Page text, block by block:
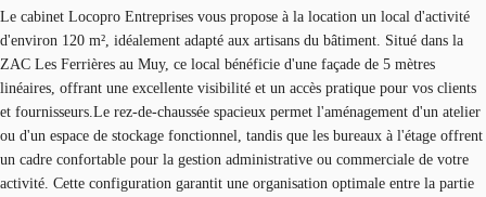
Le cabinet Locopro Entreprises vous propose à la location un local d'activité
d'environ 120 m², idéalement adapté aux artisans du bâtiment. Situé dans la
ZAC Les Ferrières au Muy, ce local bénéficie d'une façade de 5 mètres
linéaires, offrant une excellente visibilité et un accès pratique pour vos clients
et fournisseurs.Le rez-de-chaussée spacieux permet l'aménagement d'un atelier
ou d'un espace de stockage fonctionnel, tandis que les bureaux à l'étage offrent
un cadre confortable pour la gestion administrative ou commerciale de votre
activité. Cette configuration garantit une organisation optimale entre la partie